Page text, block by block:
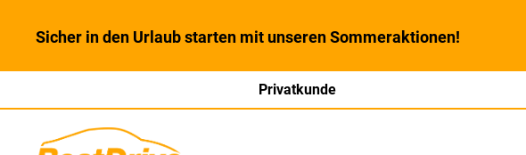
Sicher in den Urlaub starten mit unseren Sommeraktionen!
Privatkunde